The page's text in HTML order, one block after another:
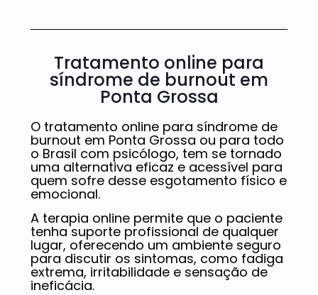
Tratamento online para
síndrome de burnout em
Ponta Grossa
O tratamento online para síndrome de
burnout em Ponta Grossa ou para todo
o Brasil com psicólogo, tem se tornado
uma alternativa eficaz e acessível para
quem sofre desse esgotamento físico e
emocional.
A terapia online permite que o paciente
tenha suporte profissional de qualquer
lugar, oferecendo um ambiente seguro
para discutir os sintomas, como fadiga
extrema, irritabilidade e sensação de
ineficácia.